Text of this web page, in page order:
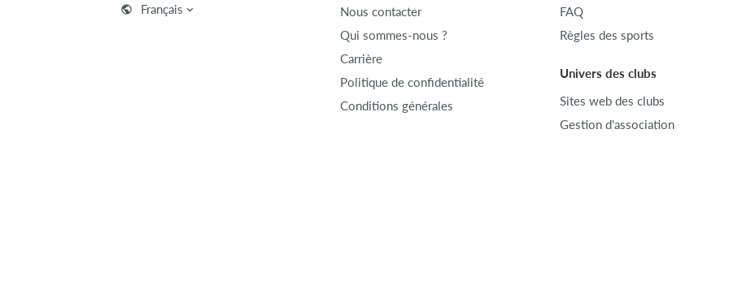
Français
Nous contacter
Qui sommes-nous ?
Carrière
Politique de confidentialité
Conditions générales
FAQ
Règles des sports
Univers des clubs
Sites web des clubs
Gestion d'association